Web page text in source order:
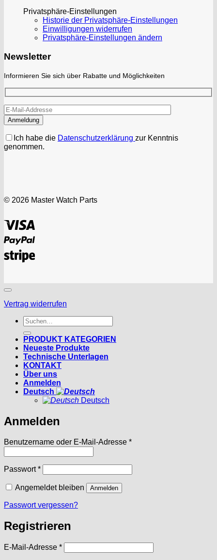
Privatsphäre-Einstellungen
Historie der Privatsphäre-Einstellungen
Einwilligungen widerrufen
Privatsphäre-Einstellungen ändern
Newsletter
Informieren Sie sich über Rabatte und Möglichkeiten
Ich habe die Datenschutzerklärung zur Kenntnis
genommen.
© 2026 Master Watch Parts
PayPal
Stripe
Vertrag widerrufen
Suchen
nach:
PRODUKT KATEGORIEN
Neueste Produkte
Technische Unterlagen
KONTAKT
Über uns
Anmelden
Deutsch
Deutsch
Anmelden
Benutzername oder E-Mail-Adresse *Erforderlich
Passwort*Erforderlich
Angemeldet bleiben Anmelden
Passwort vergessen?
Registrieren
E-Mail-Adresse *Erforderlich